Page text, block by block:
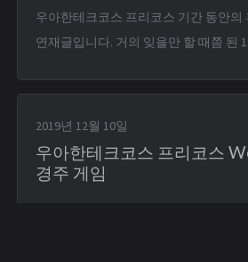
우아한테크코스 프리코스 기간 동안의
연재글입니다. 거의 잊을만 할 때쯤 된 11월 27일에 첫 번째
까지 서로 다른 수로 이루어진 3자리의
있으면 볼, 같은수가 전혀 없으면 포볼 또
2019년 12월 10일
우아한테크코스 프리코스
경주 게임